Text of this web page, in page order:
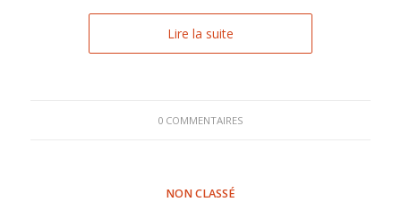
Lire la suite
0 COMMENTAIRES
NON CLASSÉ